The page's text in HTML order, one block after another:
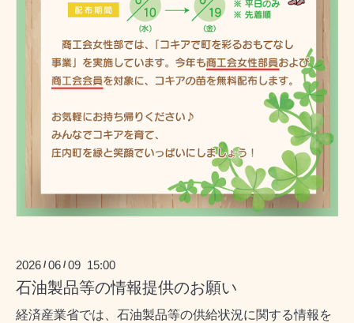
2026 /06 /09 15:00
石油製品等の情報提供のお願い
経済産業省では、石油製品等の供給状況に関する情報を